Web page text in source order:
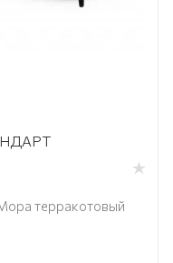
терракотовый